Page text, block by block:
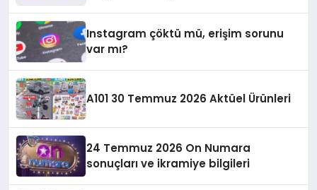
Instagram çöktü mü, erişim sorunu
var mı?
A101 30 Temmuz 2026 Aktüel Ürünleri
24 Temmuz 2026 On Numara
sonuçları ve ikramiye bilgileri